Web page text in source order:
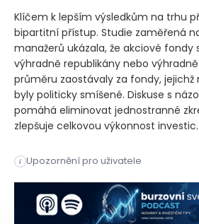
Klíčem k lepším výsledkům na trhu
bipartitní přístup. Studie zaměřená
manažerů ukázala, že akciové fondy
výhradně republikány nebo
průměru zaostávaly za fondy,
byly politicky smíšené. Diskuse s
pomáhá eliminovat jednostranné
zlepšuje celkovou výkonnost investic.
i Upozornění pro uživatele
Politická polarizace může